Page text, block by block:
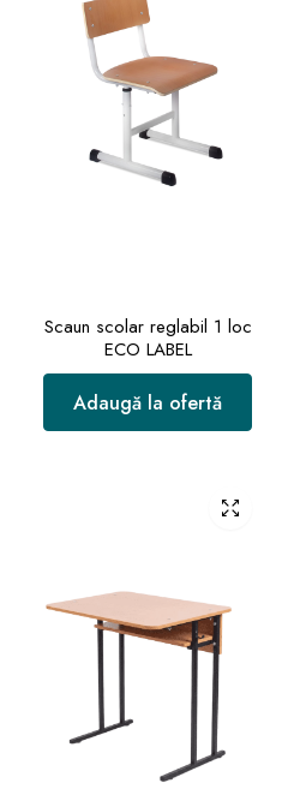
Scaun scolar reglabil 1 loc
ECO LABEL
Adaugă la ofertă